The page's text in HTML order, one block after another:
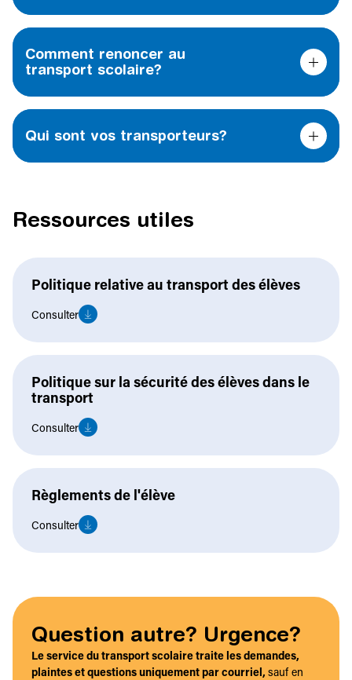
Comment renoncer au
transport scolaire?
Qui sont vos transporteurs?
Ressources utiles
Politique relative au transport des élèves
Consulter
Politique sur la sécurité des élèves dans le
transport
Consulter
Règlements de l'élève
Consulter
Question autre? Urgence?
Le service du transport scolaire traite les demandes,
plaintes et questions uniquement par courriel, sauf en